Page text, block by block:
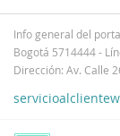
Info general del
Bogotá 5714444 -
Dirección: Av. Calle